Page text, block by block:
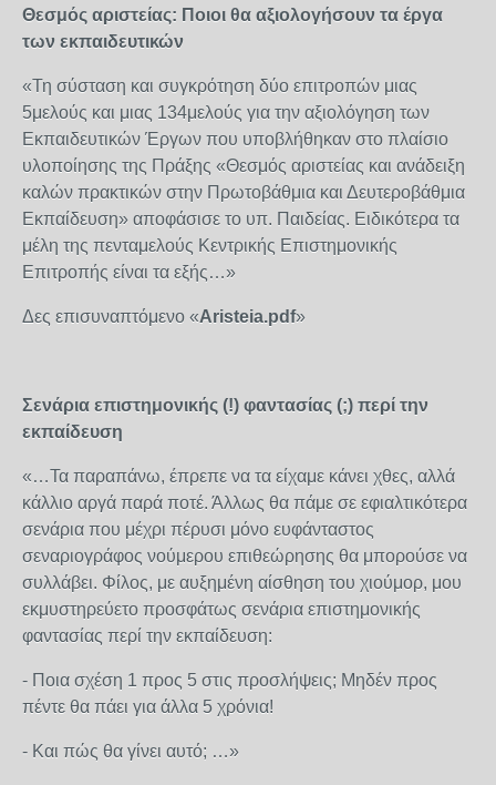
Θεσμός αριστείας: Ποιοι θα αξιολογήσουν τα έργα
των εκπαιδευτικών
«Τη σύσταση και συγκρότηση δύο επιτροπών μιας
5μελούς και μιας 134μελούς για την αξιολόγηση των
Εκπαιδευτικών Έργων που υποβλήθηκαν στο πλαίσιο
υλοποίησης της Πράξης «Θεσμός αριστείας και ανάδειξη
καλών πρακτικών στην Πρωτοβάθμια και Δευτεροβάθμια
Εκπαίδευση» αποφάσισε το υπ. Παιδείας. Ειδικότερα τα
μέλη της πενταμελούς Κεντρικής Επιστημονικής
Επιτροπής είναι τα εξής…»
Δες επισυναπτόμενο «Aristeia.pdf»
Σενάρια επιστημονικής (!) φαντασίας (;) περί την
εκπαίδευση
«…Τα παραπάνω, έπρεπε να τα είχαμε κάνει χθες, αλλά
κάλλιο αργά παρά ποτέ. Άλλως θα πάμε σε εφιαλτικότερα
σενάρια που μέχρι πέρυσι μόνο ευφάνταστος
σεναριογράφος νούμερου επιθεώρησης θα μπορούσε να
συλλάβει. Φίλος, με αυξημένη αίσθηση του χιούμορ, μου
εκμυστηρεύετο προσφάτως σενάρια επιστημονικής
φαντασίας περί την εκπαίδευση:
- Ποια σχέση 1 προς 5 στις προσλήψεις; Μηδέν προς
πέντε θα πάει για άλλα 5 χρόνια!
- Και πώς θα γίνει αυτό; …»